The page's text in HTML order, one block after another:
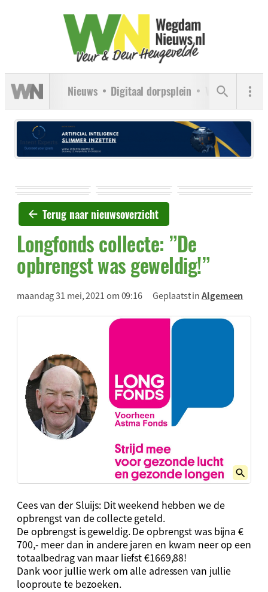
Nieuws Digitaal dorpsplein Verenigingen
Terug naar nieuwsoverzicht
Longfonds collecte: ”De
opbrengst was geweldig!”
maandag 31 mei, 2021 om 09:16 Geplaatst inAlgemeen
Cees van der Sluijs: Dit weekend hebben we de
opbrengst van de collecte geteld.
De opbrengst is geweldig. De opbrengst was bijna €
700,- meer dan in andere jaren en kwam neer op een
totaalbedrag van maar liefst €1669,88!
Dank voor jullie werk om alle adressen van jullie
looproute te bezoeken.